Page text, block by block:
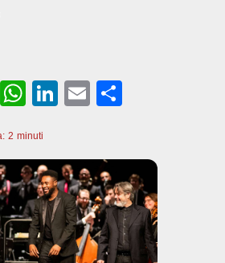
X
W
at
s
A
p
p
Li
e
dI
n
E
di
vi
di
2 minuti